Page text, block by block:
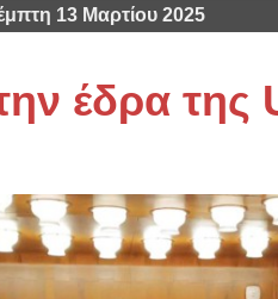
13 Μαρτίου 2025
έδρα της